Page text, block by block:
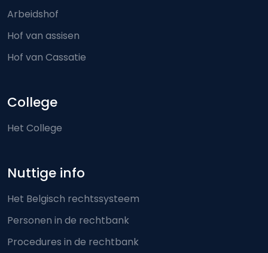
Arbeidshof
Hof van assisen
Hof van Cassatie
College
Het College
Nuttige info
Het Belgisch rechtssysteem
Personen in de rechtbank
Procedures in de rechtbank